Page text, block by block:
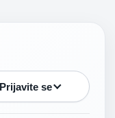
Prijavite se